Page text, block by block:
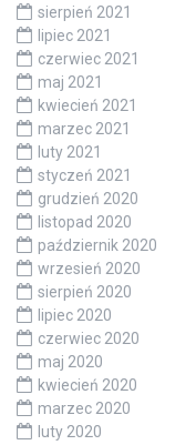
sierpień 2021
lipiec 2021
czerwiec 2021
maj 2021
kwiecień 2021
marzec 2021
luty 2021
styczeń 2021
grudzień 2020
listopad 2020
październik 2020
wrzesień 2020
sierpień 2020
lipiec 2020
czerwiec 2020
maj 2020
kwiecień 2020
marzec 2020
luty 2020